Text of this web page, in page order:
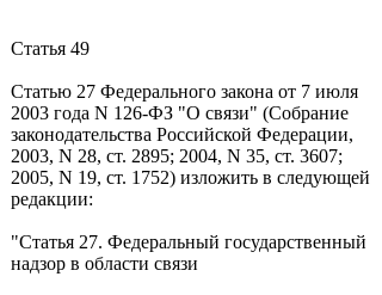
Статья 49
Статью 27 Федерального закона от 7 июля
2003 года N 126-ФЗ "О связи" (Собрание
законодательства Российской Федерации,
2003, N 28, ст. 2895; 2004, N 35, ст. 3607;
2005, N 19, ст. 1752) изложить в следующей
редакции:
"Статья 27. Федеральный государственный
надзор в области связи